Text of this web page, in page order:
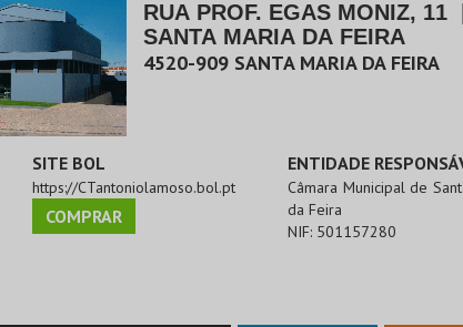
RUA PROF. EGAS MONIZ, 11
SANTA MARIA DA FEIRA
4520-909 SANTA MARIA DA FEIRA
SITE BOL
https://CTantoniolamoso.bol.pt
COMPRAR
ENTIDADE
Câmara Municipal de
da Feira
NIF: 501157280